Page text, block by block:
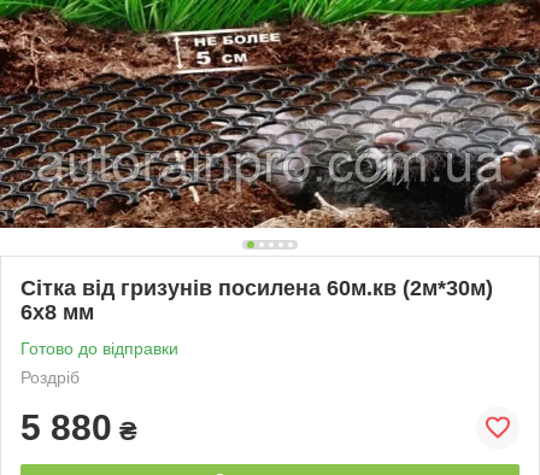
Сітка від гризунів посилена 60м.кв (2м*30м)
6х8 мм
Готово до відправки
Роздріб
5 880 ₴